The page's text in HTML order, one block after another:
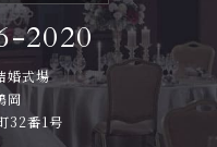
2020
婚式場
岡
32番1号